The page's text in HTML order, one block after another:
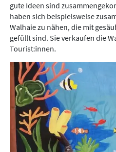
gute Ideen sind
haben sich beispielsweise
Walhaie zu nähen, die mit
gefüllt sind. Sie verkaufen die
Tourist:innen.